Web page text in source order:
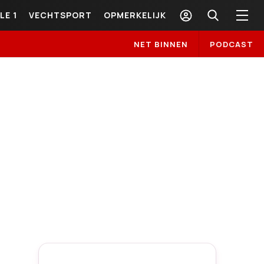
1 VECHTSPORT OPMERKELIJK
NET BINNEN PODCAST